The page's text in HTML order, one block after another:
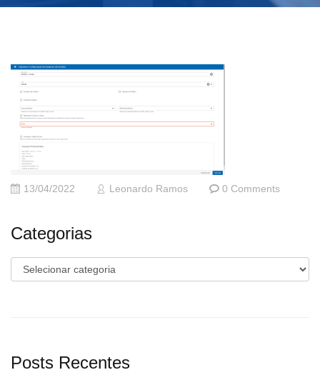
13/04/2022 Leonardo Ramos 0 Comments
Categorias
Categorias
Posts Recentes